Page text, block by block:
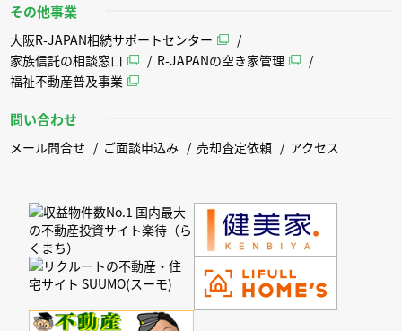
その他事業
大阪R-JAPAN相続サポートセンター
家族信託の相談窓口
R-JAPANの空き家管理
福祉不動産普及事業
問い合わせ
メール問合せ ご面談申込み 売却査定依頼 アクセス